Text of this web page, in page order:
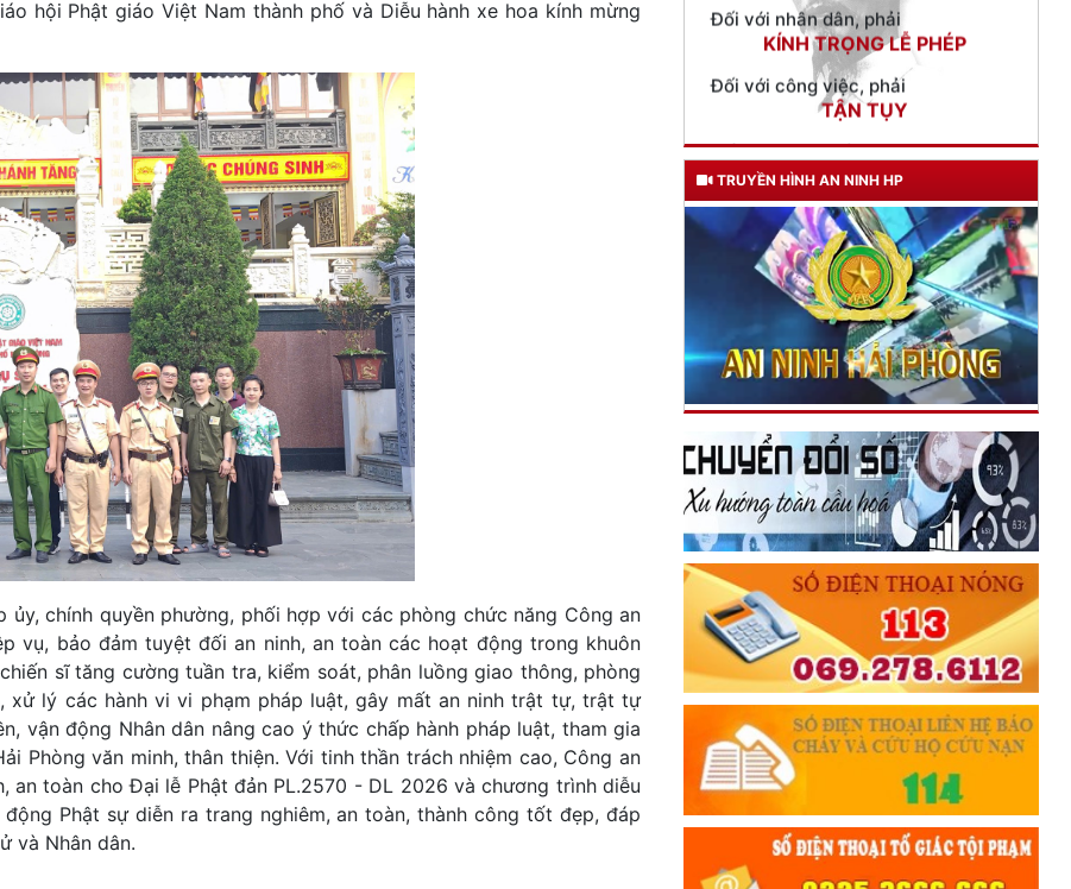
hội Phật giáo Việt Nam thành phố và Diễu hành xe hoa kính mừng
chính quyền phường, phối hợp với các phòng chức năng Công an
vụ, bảo đảm tuyệt đối an ninh, an toàn các hoạt động trong khuôn
sĩ tăng cường tuần tra, kiểm soát, phân luồng giao thông, phòng
lý các hành vi vi phạm pháp luật, gây mất an ninh trật tự, trật tự
vận động Nhân dân nâng cao ý thức chấp hành pháp luật, tham gia
Phòng văn minh, thân thiện. Với tinh thần trách nhiệm cao, Công an
an toàn cho Đại lễ Phật đản PL.2570 - DL 2026 và chương trình diễu
Phật sự diễn ra trang nghiêm, an toàn, thành công tốt đẹp, đáp
và Nhân dân.
Đối với công việc, phải
TẬN TỤY
Đối với địch, phải
CƯƠNG QUYẾT, KHÔN KHÉO
Trích thư Chủ tịch Hồ Chí Minh
gửi Công an Khu XII,
ngày 11 tháng 3 năm 1948.
TRUYỀN HÌNH AN NINH HP